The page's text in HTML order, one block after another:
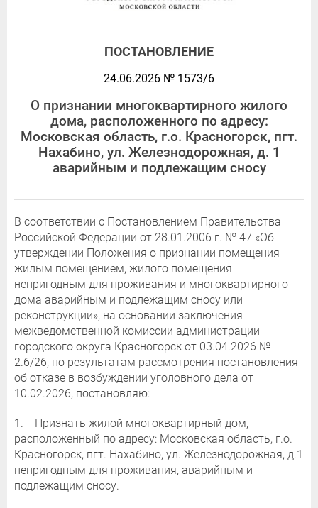
ПОСТАНОВЛЕНИЕ
24.06.2026 № 1573/6
О признании многоквартирного жилого
дома, расположенного по адресу:
Московская область, г.о. Красногорск, пгт.
Нахабино, ул. Железнодорожная, д. 1
аварийным и подлежащим сносу
В соответствии с Постановлением Правительства
Российской Федерации от 28.01.2006 г. № 47 «Об
утверждении Положения о признании помещения
жилым помещением, жилого помещения
непригодным для проживания и многоквартирного
дома аварийным и подлежащим сносу или
реконструкции», на основании заключения
межведомственной комиссии администрации
городского округа Красногорск от 03.04.2026 №
2.6/26, по результатам рассмотрения постановления
об отказе в возбуждении уголовного дела от
10.02.2026, постановляю:
1. Признать жилой многоквартирный дом,
расположенный по адресу: Московская область, г.о.
Красногорск, пгт. Нахабино, ул. Железнодорожная, д.1
непригодным для проживания, аварийным и
подлежащим сносу.